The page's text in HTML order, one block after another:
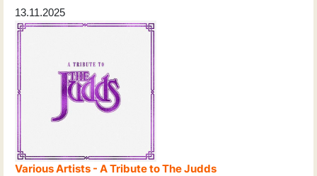
13.11.2025
Various Artists - A Tribute to The Judds